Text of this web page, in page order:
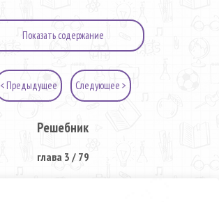
Показать содержание
< Предыдущее Следующее >
Решебник
глава 3 / 79